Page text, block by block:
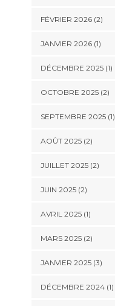
FÉVRIER 2026(2)
JANVIER 2026(1)
DÉCEMBRE 2025(1)
OCTOBRE 2025(2)
SEPTEMBRE 2025(1)
AOÛT 2025(2)
JUILLET 2025(2)
JUIN 2025(2)
AVRIL 2025(1)
MARS 2025(2)
JANVIER 2025(3)
DÉCEMBRE 2024(1)